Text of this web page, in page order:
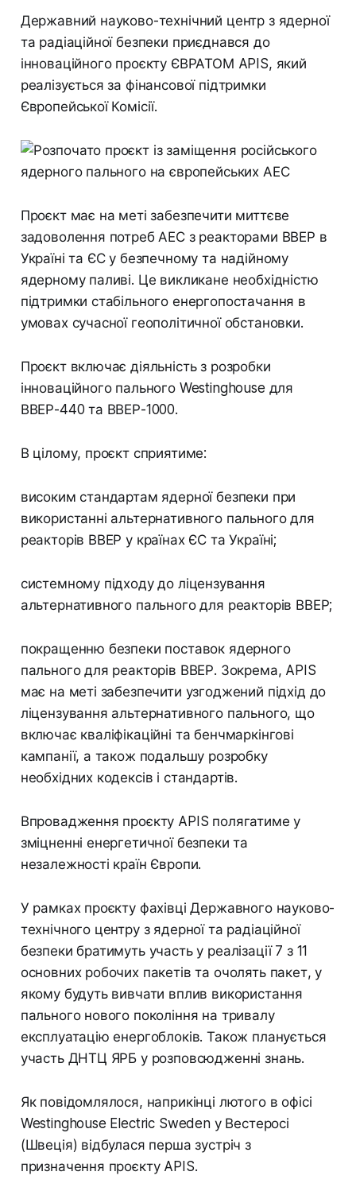
Державний науково-технічний центр з ядерної
та радіаційної безпеки приєднався до
інноваційного проєкту ЄВРАТОМ APIS, який
реалізується за фінансової підтримки
Європейської Комісії.
Проєкт має на меті забезпечити миттєве
задоволення потреб АЕС з реакторами ВВЕР в
Україні та ЄС у безпечному та надійному
ядерному паливі. Це викликане необхідністю
підтримки стабільного енергопостачання в
умовах сучасної геополітичної обстановки.
Проєкт включає діяльність з розробки
інноваційного пального Westinghouse для
ВВЕР-440 та ВВЕР-1000.
В цілому, проєкт сприятиме:
високим стандартам ядерної безпеки при
використанні альтернативного пального для
реакторів ВВЕР у країнах ЄС та Україні;
системному підходу до ліцензування
альтернативного пального для реакторів ВВЕР;
покращенню безпеки поставок ядерного
пального для реакторів ВВЕР. Зокрема, APIS
має на меті забезпечити узгоджений підхід до
ліцензування альтернативного пального, що
включає кваліфікаційні та бенчмаркінгові
кампанії, а також подальшу розробку
необхідних кодексів і стандартів.
Впровадження проєкту APIS полягатиме у
зміцненні енергетичної безпеки та
незалежності країн Європи.
У рамках проєкту фахівці Державного науково-
технічного центру з ядерної та радіаційної
безпеки братимуть участь у реалізації 7 з 11
основних робочих пакетів та очолять пакет, у
якому будуть вивчати вплив використання
пального нового покоління на тривалу
експлуатацію енергоблоків. Також планується
участь ДНТЦ ЯРБ у розповсюдженні знань.
Як повідомлялося, наприкінці лютого в офісі
Westinghouse Electric Sweden у Вестеросі
(Швеція) відбулася перша зустріч з
призначення проєкту APIS.